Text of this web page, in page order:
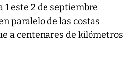
1 este 2 de septiembre
paralelo de las costas
a centenares de kilómetros